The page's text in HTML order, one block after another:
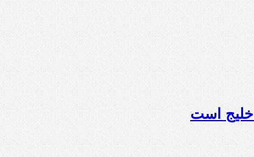
خلیج است